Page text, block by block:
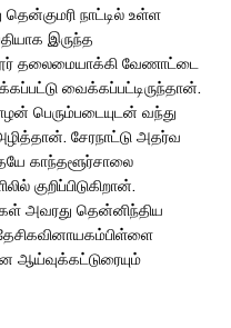
நாட்டில் உள்ள
இருந்த
தலைமையாக்கி வேணாட்டை
வைக்கப்பட்டிருந்தான்.
பெரும்படையுடன் வந்து
சேரநாட்டு அதர்வ
காந்தளூர்சாலை
குறிப்பிடுகிறான்.
அவரது தென்னிந்திய
ஆய்வுக்கட்டுரையும்